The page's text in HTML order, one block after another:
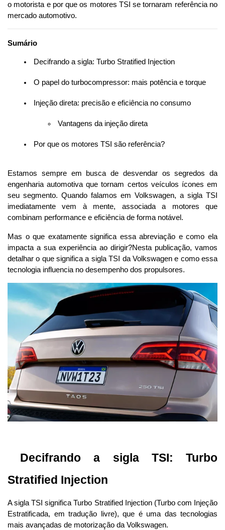
o motorista e por que os motores TSI se tornaram referência no
mercado automotivo.
Sumário
Decifrando a sigla: Turbo Stratified Injection
O papel do turbocompressor: mais potência e torque
Injeção direta: precisão e eficiência no consumo
Vantagens da injeção direta
Por que os motores TSI são referência?
Estamos sempre em busca de desvendar os segredos da
engenharia automotiva que tornam certos veículos ícones em
seu segmento. Quando falamos em Volkswagen, a sigla TSI
imediatamente vem à mente, associada a motores que
combinam performance e eficiência de forma notável.
Mas o que exatamente significa essa abreviação e como ela
impacta a sua experiência ao dirigir?Nesta publicação, vamos
detalhar o que significa a sigla TSI da Volkswagen e como essa
tecnologia influencia no desempenho dos propulsores.
Decifrando a sigla TSI: Turbo
Stratified Injection
A sigla TSI significa Turbo Stratified Injection (Turbo com Injeção
Estratificada, em tradução livre), que é uma das tecnologias
mais avançadas de motorização da Volkswagen.